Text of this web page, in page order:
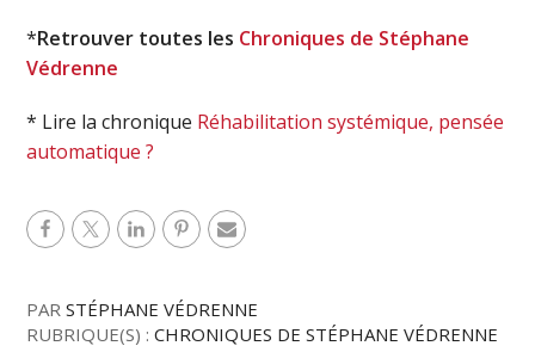
*Retrouver toutes les Chroniques de Stéphane
Védrenne
* Lire la chronique Réhabilitation systémique, pensée
automatique ?
PARSTÉPHANE VÉDRENNE
RUBRIQUE(S) :CHRONIQUES DE STÉPHANE VÉDRENNE